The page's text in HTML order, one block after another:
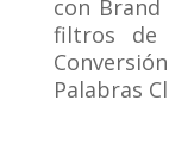
con
filtros de
Palabras